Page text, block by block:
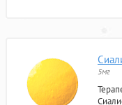
5мг